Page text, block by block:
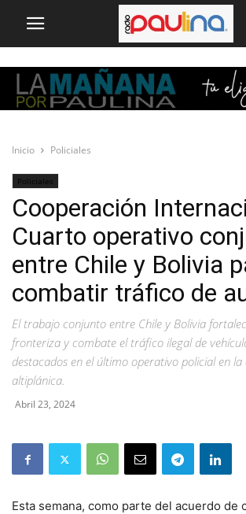
Inicio Policiales
Policiales
Cooperación
Cuarto operativo
entre Chile y Bolivia
combatir tráfico de
El trabajo conjunto entre Chile y Bolivia
fronteriza y combate el tráfico ilegal de
destacados en el último operativo policial en
altiplánica.
Abril 23, 2024
Esta semana, como parte del acuerdo de